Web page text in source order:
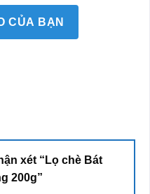
CỦA BẠN
xét “Lọ chè Bát
200g”